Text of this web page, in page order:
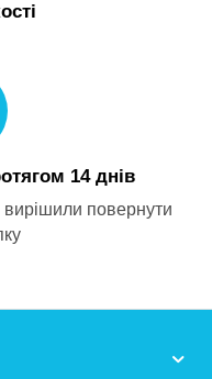
14 днів
вирішили повернути